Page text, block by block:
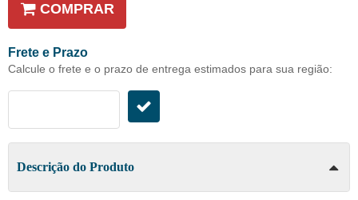
COMPRAR
Frete e Prazo
Calcule o frete e o prazo de entrega estimados para sua região:
Descrição do Produto